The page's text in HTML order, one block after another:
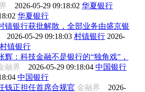
界 2026-05-29 09:18:02 华夏银行
华夏银行
镇银行获批解散，全部业务由盛京银
2026-05-29 09:18:03 村镇银行 2026-
村镇银行
辉：科技金融不是银行的“独角戏”，
融界 2026-05-29 09:18:04 中国银行
中国银行
钱正担任首席合规官 金融界 2026-